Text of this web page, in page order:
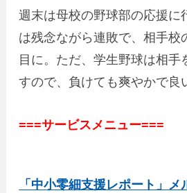
週末は母校の野球部の応援に
は残念ながら連敗で、相手校
目に。ただ、学生野球は相手
すので、負けても爽やかで良
===サービスメニュー===
「中小零細支援レポート」メ